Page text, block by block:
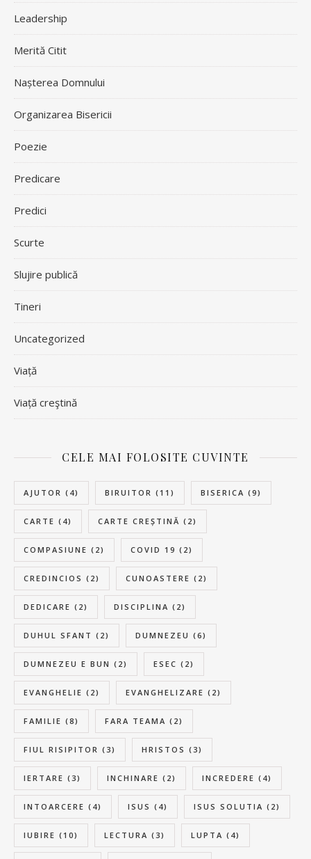
Leadership
Merită Citit
Nașterea Domnului
Organizarea Bisericii
Poezie
Predicare
Predici
Scurte
Slujire publică
Tineri
Uncategorized
Viață
Viață creştină
CELE MAI FOLOSITE CUVINTE
AJUTOR (4) BIRUITOR (11) BISERICA (9)
CARTE (4) CARTE CREȘTINĂ (2)
COMPASIUNE (2) COVID 19 (2)
CREDINCIOS (2) CUNOASTERE (2)
DEDICARE (2) DISCIPLINA (2)
DUHUL SFANT (2) DUMNEZEU (6)
DUMNEZEU E BUN (2) ESEC (2)
EVANGHELIE (2) EVANGHELIZARE (2)
FAMILIE (8) FARA TEAMA (2)
FIUL RISIPITOR (3) HRISTOS (3)
IERTARE (3) INCHINARE (2) INCREDERE (4)
INTOARCERE (4) ISUS (4) ISUS SOLUTIA (2)
IUBIRE (10) LECTURA (3) LUPTA (4)